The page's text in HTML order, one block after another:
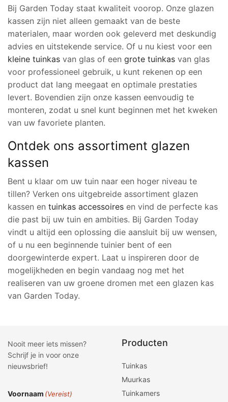
Bij Garden Today staat kwaliteit voorop. Onze glazen
kassen zijn niet alleen gemaakt van de beste
materialen, maar worden ook geleverd met deskundig
advies en uitstekende service. Of u nu kiest voor een
kleine tuinkas van glas of eengrote tuinkas van glas
voor professioneel gebruik, u kunt rekenen op een
product dat lang meegaat en optimale prestaties
levert. Bovendien zijn onze kassen eenvoudig te
monteren, zodat u snel kunt beginnen met het kweken
van uw favoriete planten.
Ontdek ons assortiment glazen
kassen
Bent u klaar om uw tuin naar een hoger niveau te
tillen? Verken ons uitgebreide assortiment glazen
kassen entuinkas accessoires en vind de perfecte kas
die past bij uw tuin en ambities. Bij Garden Today
vindt u altijd een oplossing die aansluit bij uw wensen,
of u nu een beginnende tuinier bent of een
doorgewinterde expert. Laat u inspireren door de
mogelijkheden en begin vandaag nog met het
realiseren van uw groene dromen met een glazen kas
van Garden Today.
Nooit meer iets missen?
Schrijf je in voor onze
nieuwsbrief!
Voornaam (Vereist)
Producten
Tuinkas
Muurkas
Tuinkamers